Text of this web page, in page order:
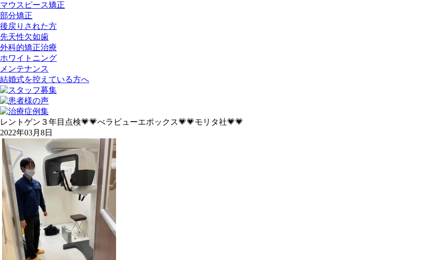
マウスピース矯正
部分矯正
後戻りされた方
先天性欠如歯
外科的矯正治療
ホワイトニング
メンテナンス
結婚式を控えている方へ
レントゲン３年目点検💗💗べラビューエポックス💗💗モリタ社💗💗
2022年03月8日